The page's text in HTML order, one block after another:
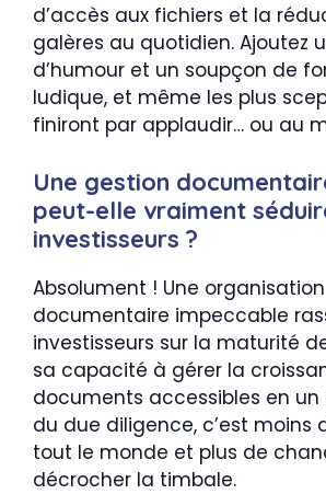
d’accès aux fichiers et la
galères au quotidien. Ajoutez
d’humour et un soupçon de
ludique, et même les plus
finiront par applaudir… ou au
Une gestion
peut-elle vraiment
investisseurs ?
Absolument ! Une organisation
documentaire impeccable
investisseurs sur la maturité
sa capacité à gérer la
documents accessibles en un
du due diligence, c’est moins
tout le monde et plus de
décrocher la timbale.